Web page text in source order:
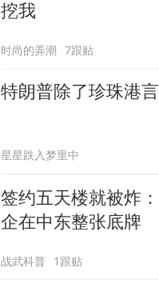
挖我
时尚的弄潮 7跟贴
特朗普除了珍珠港
星星跌入梦里中
签约五天楼就被炸
企在中东整张底牌
战武科普 1跟贴